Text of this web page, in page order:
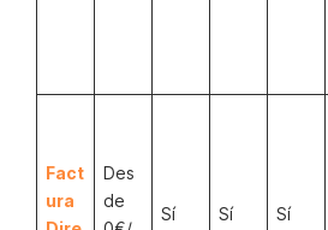
Fact
ura
Des
de
Sí Sí Sí